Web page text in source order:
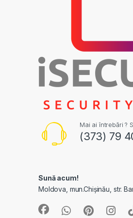
Mai ai întrebări ?
(373) 79
Sună acum!
Moldova, mun.Chișinău, str.